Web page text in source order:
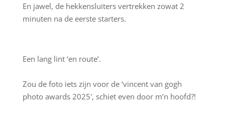
En jawel, de hekkensluiters vertrekken zowat 2
minuten na de eerste starters.
Een lang lint ‘en route’.
Zou de foto iets zijn voor de ‘vincent van gogh
photo awards 2025′, schiet even door m’n hoofd?!